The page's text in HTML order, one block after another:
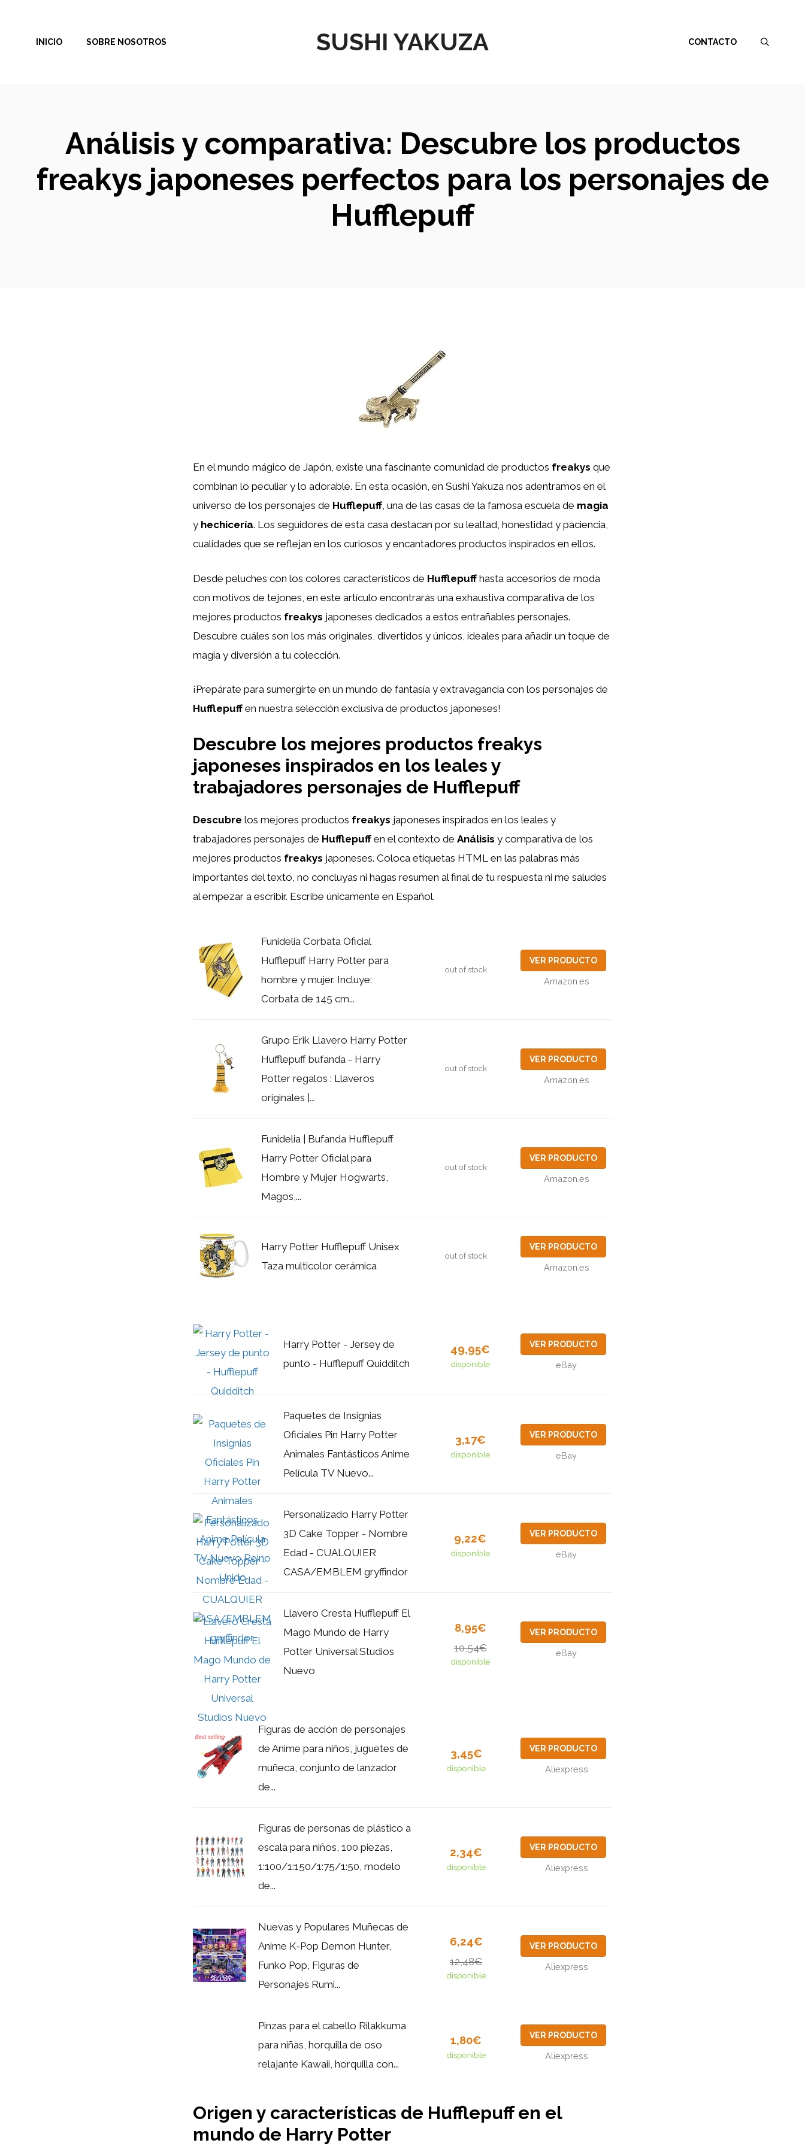
contenido
SUSHI YAKUZA
INICIO SOBRE NOSOTROS CONTACTO
Análisis y comparativa: Descubre los productos
freakys japoneses perfectos para los personajes de
Hufflepuff
En el mundo mágico de Japón, existe una fascinante comunidad de productos freakys que
combinan lo peculiar y lo adorable. En esta ocasión, en Sushi Yakuza nos adentramos en el
universo de los personajes de Hufflepuff, una de las casas de la famosa escuela de magia
y hechicería. Los seguidores de esta casa destacan por su lealtad, honestidad y paciencia,
cualidades que se reflejan en los curiosos y encantadores productos inspirados en ellos.
Desde peluches con los colores característicos de Hufflepuff hasta accesorios de moda
con motivos de tejones, en este artículo encontrarás una exhaustiva comparativa de los
mejores productos freakys japoneses dedicados a estos entrañables personajes.
Descubre cuáles son los más originales, divertidos y únicos, ideales para añadir un toque de
magia y diversión a tu colección.
¡Prepárate para sumergirte en un mundo de fantasía y extravagancia con los personajes de
Hufflepuff en nuestra selección exclusiva de productos japoneses!
Descubre los mejores productos freakys
japoneses inspirados en los leales y
trabajadores personajes de Hufflepuff
Descubre los mejores productos freakys japoneses inspirados en los leales y
trabajadores personajes de Hufflepuff en el contexto de Análisis y comparativa de los
mejores productos freakys japoneses. Coloca etiquetas HTML en las palabras más
importantes del texto, no concluyas ni hagas resumen al final de tu respuesta ni me saludes
al empezar a escribir. Escribe únicamente en Español.
Funidelia Corbata Oficial
Hufflepuff Harry Potter para
hombre y mujer. Incluye:
Corbata de 145 cm...
out of stock
VER PRODUCTO
Amazon.es
Grupo Erik Llavero Harry Potter
Hufflepuff bufanda - Harry
Potter regalos : Llaveros
originales |...
out of stock
VER PRODUCTO
Amazon.es
Funidelia | Bufanda Hufflepuff
Harry Potter Oficial para
Hombre y Mujer Hogwarts,
Magos,...
out of stock
VER PRODUCTO
Amazon.es
Harry Potter Hufflepuff Unisex
Taza multicolor cerámica
out of stock
VER PRODUCTO
Amazon.es
Harry Potter - Jersey de
punto - Hufflepuff Quidditch
49,95€
disponible
VER PRODUCTO
eBay
Paquetes de Insignias
Oficiales Pin Harry Potter
Animales Fantásticos Anime
Película TV Nuevo...
3,17€
disponible
VER PRODUCTO
eBay
Personalizado Harry Potter
3D Cake Topper - Nombre
Edad - CUALQUIER
CASA/EMBLEM gryffindor
9,22€
disponible
VER PRODUCTO
eBay
Llavero Cresta Hufflepuff El
Mago Mundo de Harry
Potter Universal Studios
Nuevo
8,95€
10,54€
disponible
VER PRODUCTO
eBay
Figuras de acción de personajes
de Anime para niños, juguetes de
muñeca, conjunto de lanzador
de...
3,45€
disponible
VER PRODUCTO
Aliexpress
Figuras de personas de plástico a
escala para niños, 100 piezas,
1:100/1:150/1:75/1:50, modelo
de...
2,34€
disponible
VER PRODUCTO
Aliexpress
Nuevas y Populares Muñecas de
Anime K-Pop Demon Hunter,
Funko Pop, Figuras de
Personajes Rumi...
6,24€
12,48€
disponible
VER PRODUCTO
Aliexpress
Pinzas para el cabello Rilakkuma
para niñas, horquilla de oso
relajante Kawaii, horquilla con...
1,80€
disponible
VER PRODUCTO
Aliexpress
Origen y características de Hufflepuff en el
mundo de Harry Potter